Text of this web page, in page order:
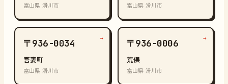
富山県 滑川市 富山県 滑川市
〒936-0034
吾妻町
富山県 滑川市
→ 〒936-0006
荒俣
富山県 滑川市
→